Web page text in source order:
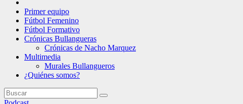
Primer equipo
Fútbol Femenino
Fútbol Formativo
Crónicas Bullangueras
Crónicas de Nacho Marquez
Multimedia
Murales Bullangueros
¿Quiénes somos?